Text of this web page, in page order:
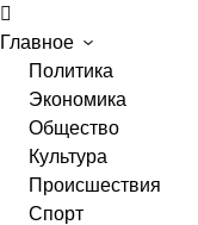
Главное
Политика
Экономика
Общество
Культура
Происшествия
Спорт